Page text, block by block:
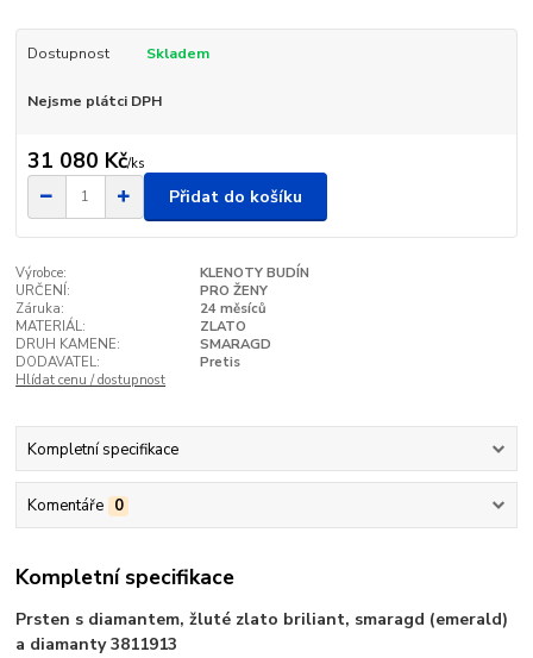
Dostupnost Skladem
Nejsme plátci DPH
31 080 Kč/ks
Přidat do košíku
Výrobce:
KLENOTY BUDÍN
URČENÍ:
PRO ŽENY
Záruka:
24 měsíců
MATERIÁL:
ZLATO
DRUH KAMENE:
SMARAGD
DODAVATEL:
Pretis
Hlídat cenu / dostupnost
Kompletní specifikace
Komentáře 0
Kompletní specifikace
Prsten s diamantem, žluté zlato briliant, smaragd (emerald)
a diamanty 3811913